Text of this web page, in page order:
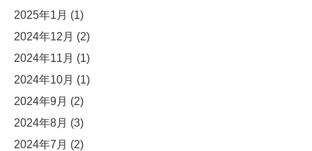
2025年1月 (1)
2024年12月 (2)
2024年11月 (1)
2024年10月 (1)
2024年9月 (2)
2024年8月 (3)
2024年7月 (2)